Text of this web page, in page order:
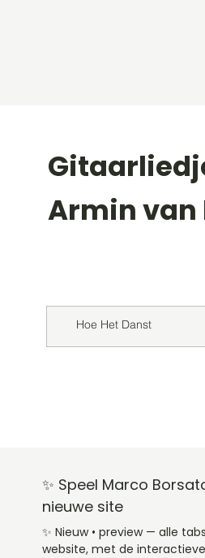
Armin van
Hoe Het Danst
✨ Speel Marco
nieuwe site
✨ Nieuw • preview — alle
website, met de